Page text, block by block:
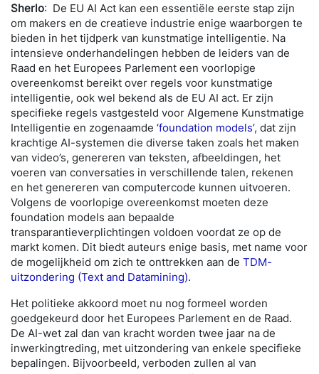
Sherlo: De EU AI Act kan een essentiële eerste stap zijn
om makers en de creatieve industrie enige waarborgen te
bieden in het tijdperk van kunstmatige intelligentie. Na
intensieve onderhandelingen hebben de leiders van de
Raad en het Europees Parlement een voorlopige
overeenkomst bereikt over regels voor kunstmatige
intelligentie, ook wel bekend als de EU AI act. Er zijn
specifieke regels vastgesteld voor Algemene Kunstmatige
Intelligentie en zogenaamde ‘foundation models’, dat zijn
krachtige AI-systemen die diverse taken zoals het maken
van video’s, genereren van teksten, afbeeldingen, het
voeren van conversaties in verschillende talen, rekenen
en het genereren van computercode kunnen uitvoeren.
Volgens de voorlopige overeenkomst moeten deze
foundation models aan bepaalde
transparantieverplichtingen voldoen voordat ze op de
markt komen. Dit biedt auteurs enige basis, met name voor
de mogelijkheid om zich te onttrekken aan de TDM-
uitzondering (Text and Datamining).
Het politieke akkoord moet nu nog formeel worden
goedgekeurd door het Europees Parlement en de Raad.
De AI-wet zal dan van kracht worden twee jaar na de
inwerkingtreding, met uitzondering van enkele specifieke
bepalingen. Bijvoorbeeld, verboden zullen al van